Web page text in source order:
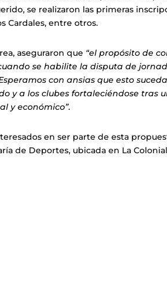
se realizaron las primeras
Cardales, entre otros.
aseguraron que “el propósito de
se habilite la disputa de
con ansias que esto
y a los clubes fortaleciéndose tras
y económico”.
en ser parte de esta
de Deportes, ubicada en La